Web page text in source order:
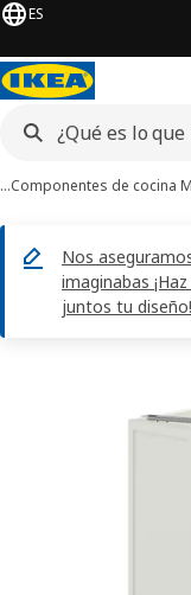
ES
…Componentes de cocina
Nos
imaginabas
juntos tu diseño!